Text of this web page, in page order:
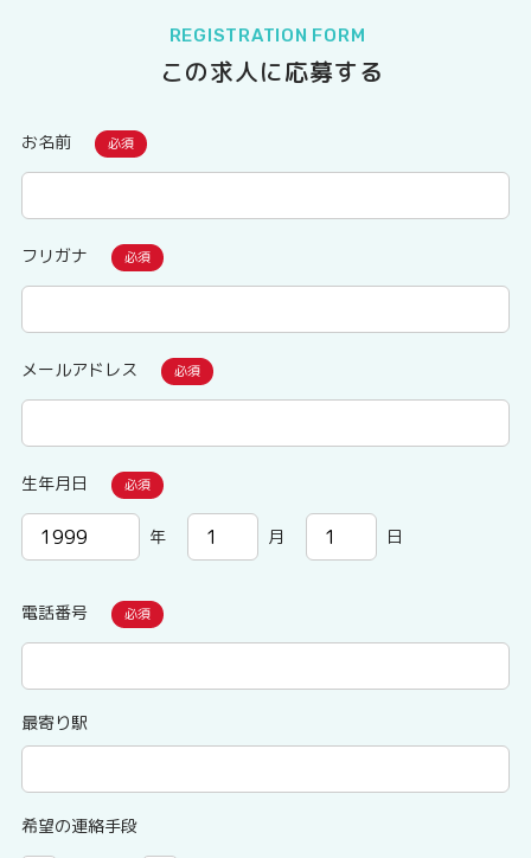
REGISTRATION FORM
この求人に応募する
お名前
フリガナ
メールアドレス
生年月日
年 月 日
電話番号
最寄り駅
希望の連絡手段